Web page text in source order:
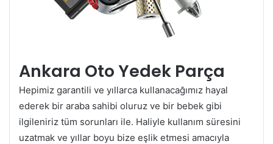
Ankara Oto Yedek Parça
Hepimiz garantili ve yıllarca kullanacağımız hayal
ederek bir araba sahibi oluruz ve bir bebek gibi
ilgileniriz tüm sorunları ile. Haliyle kullanım süresini
uzatmak ve yıllar boyu bize eşlik etmesi amacıyla